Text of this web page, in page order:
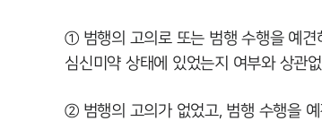
① 범행의 고의로 또는 범행 수행을 예견
심신미약 상태에 있었는지 여부와 상관
② 범행의 고의가 없었고, 범행 수행을